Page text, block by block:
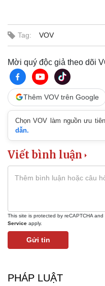
Làm đẹp - giảm cân
Ăn sạch sống khỏe
Tag: VOV
Mời quý độc giả theo dõi
Thêm VOV trên Google
Chọn VOV làm nguồn ưu
dẫn.
Viết bình luận
This site is protected by reCAPTCHA
Service apply.
Gửi tin
PHÁP LUẬT